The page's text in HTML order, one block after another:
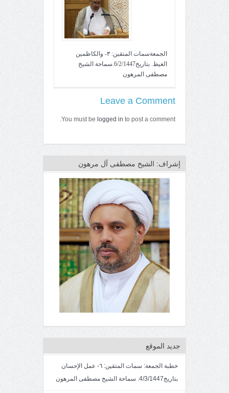
الجمعةسمات المتقين: ٣- والكاظمين
الغيظ. بتاريخ6/2/1447.سماحة الشيخ
مصطفى المرهون
Leave a Comment
You must be logged in to post a comment.
إشراف: الشيخ مصطفى آل مرهون
جديد الموقع
خطبة الجمعة: سمات المتقين: ٦- عمل الإحسان
بتاريخ4/3/1447. سماحة الشيخ مصطفى المرهون